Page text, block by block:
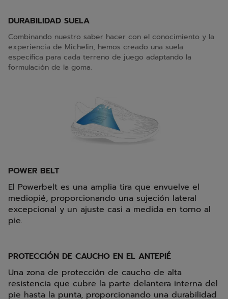
DURABILIDAD SUELA
Combinando nuestro saber hacer con el conocimiento y la
experiencia de Michelin, hemos creado una suela
específica para cada terreno de juego adaptando la
formulación de la goma.
POWER BELT
El Powerbelt es una amplia tira que envuelve el
mediopié, proporcionando una sujeción lateral
excepcional y un ajuste casi a medida en torno al
pie.
PROTECCIÓN DE CAUCHO EN EL ANTEPIÉ
Una zona de protección de caucho de alta
resistencia que cubre la parte delantera interna del
pie hasta la punta, proporcionando una durabilidad